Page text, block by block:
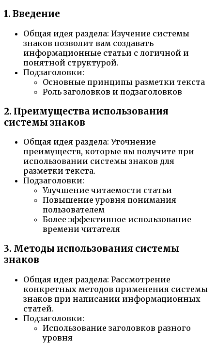
1. Введение
Общая идея раздела: Изучение системы
знаков позволит вам создавать
информационные статьи с логичной и
понятной структурой.
Подзаголовки:
Основные принципы разметки текста
Роль заголовков и подзаголовков
2. Преимущества использования
системы знаков
Общая идея раздела: Уточнение
преимуществ, которые вы получите при
использовании системы знаков для
разметки текста.
Подзаголовки:
Улучшение читаемости статьи
Повышение уровня понимания
пользователем
Более эффективное использование
времени читателя
3. Методы использования системы
знаков
Общая идея раздела: Рассмотрение
конкретных методов применения системы
знаков при написании информационных
статей.
Подзаголовки:
Использование заголовков разного
уровня